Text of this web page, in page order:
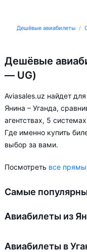
Дешёвые авиабилеты
Дешёвые
— UG)
Aviasales.uz найдет
Янина – Уганда,
агентствах, 5
Где именно купить
выбор за вами.
Посмотреть все
Самые
Авиабилеты из
Авиабилеты в